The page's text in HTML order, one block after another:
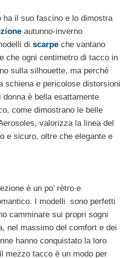
il suo fascino e lo dimostra
autunno-inverno
di scarpe che vantano
che ogni centimetro di tacco in
sulla silhouette, ma perché
schiena e pericolose distorsioni
è bella esattamente
come dimostrano le belle
valorizza la linea del
e sicuro, oltre che elegante e
è un po’ rètro e
I modelli sono perfetti
camminare sui propri sogni
nel massimo del comfort e dei
hanno conquistato la loro
mezzo tacco è un modo per